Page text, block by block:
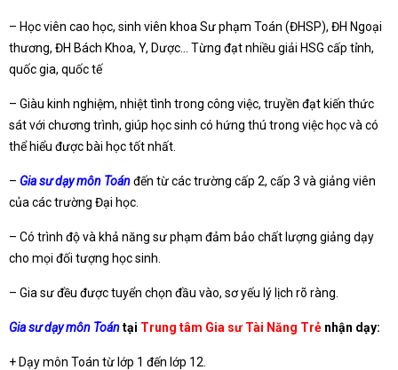
– Học viên cao học, sinh viên khoa Sư phạm Toán (ĐHSP), ĐH Ngoại
thương, ĐH Bách Khoa, Y, Dược… Từng đạt nhiều giải HSG cấp tỉnh,
quốc gia, quốc tế
– Giàu kinh nghiệm, nhiệt tình trong công việc, truyền đạt kiến thức
sát với chương trình, giúp học sinh có hứng thú trong việc học và có
thể hiểu được bài học tốt nhất.
– Gia sư dạy môn Toánđến từ các trường cấp 2, cấp 3 và giảng viên
của các trường Đại học.
– Có trình độ và khả năng sư phạm đảm bảo chất lượng giảng dạy
cho mọi đối tượng học sinh.
– Gia sư đều được tuyển chọn đầu vào, sơ yếu lý lịch rõ ràng.
Gia sư dạy môn Toántại Trung tâm Gia sư Tài Năng Trẻ nhận dạy:
+ Dạy môn Toán từ lớp 1 đến lớp 12.